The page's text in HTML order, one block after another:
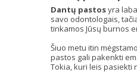
Dantų pastosyra
savo odontologais,
tinkamos Jūsų burnos
Šiuo metu itin
pastos gali pakenkti
Tokia, kuri leis pasiekti